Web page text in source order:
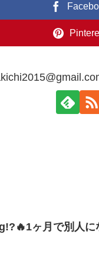
ヶ月で別人